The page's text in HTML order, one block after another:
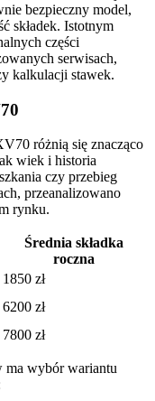
bezpieczny model,
składek. Istotnym
części
serwisach,
kalkulacji stawek.
różnią się znacząco
wiek i historia
czy przebieg
przeanalizowano
rynku.
Średnia składka
roczna
1850 zł
6200 zł
7800 zł
ma wybór wariantu